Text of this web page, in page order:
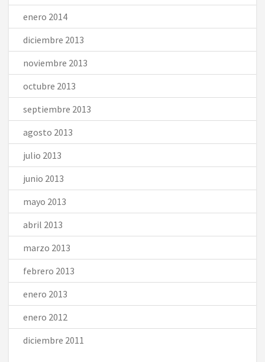
enero 2014
diciembre 2013
noviembre 2013
octubre 2013
septiembre 2013
agosto 2013
julio 2013
junio 2013
mayo 2013
abril 2013
marzo 2013
febrero 2013
enero 2013
enero 2012
diciembre 2011